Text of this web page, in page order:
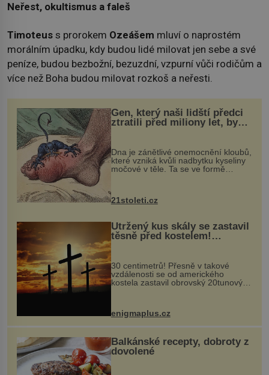
Neřest, okultismus a faleš
Timoteus s prorokem Ozeášem mluví o naprostém
morálním úpadku, kdy budou lidé milovat jen sebe a své
peníze, budou bezbožní, bezuzdní, vzpurní vůči rodičům a
více než Boha budou milovat rozkoš a neřesti.
Gen, který naši lidští předci
ztratili před miliony let, by
mohl pomoci s léčbou
„nemoci králů“
Dna je zánětlivé onemocnění kloubů,
které vzniká kvůli nadbytku kyseliny
močové v těle. Ta se ve formě
nohou, a způsobuje bole...
21stoleti.cz
Utržený kus skály se zastavil
těsně před kostelem!
Ochránila ho boží síla?
30 centimetrů! Přesně v takové
vzdálenosti se od amerického
kostela zastavil obrovský 20tunový
...
enigmaplus.cz
Balkánské recepty, dobroty z
dovolené